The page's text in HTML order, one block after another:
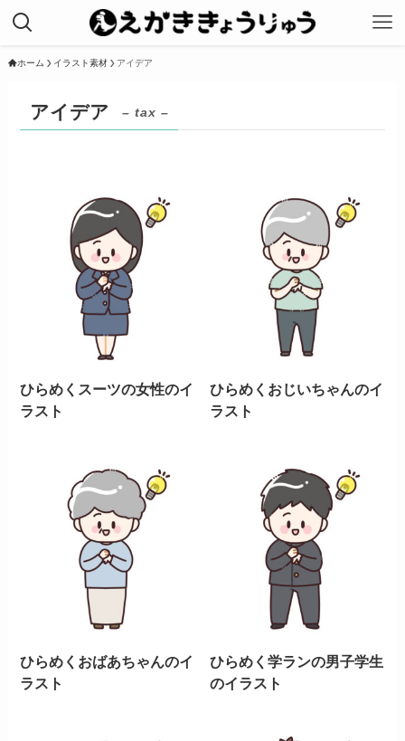
ホーム イラスト素材 アイデア
アイデア – tax –
ひらめくスーツの女性のイ
ラスト
ひらめくおじいちゃんのイ
ラスト
ひらめくおばあちゃんのイ
ラスト
ひらめく学ランの男子学生
のイラスト